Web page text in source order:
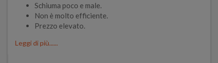
Schiuma poco e male.
Non è molto efficiente.
Prezzo elevato.
Leggi di più......